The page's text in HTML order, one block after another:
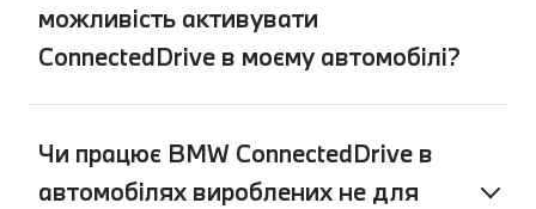
можливість активувати
ConnectedDrive в моєму автомобілі?
Чи працює BMW ConnectedDrive в
автомобілях вироблених не для